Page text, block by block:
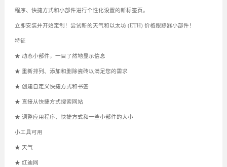
程序、快捷方式和小部件进行个性化设置的新标签页。
立即安装并开始定制！尝试新的天气和以太坊 (ETH) 价格跟踪器小部件！
特征
★ 动态小部件，一目了然地显示信息
★ 重新排列、添加和删除瓷砖以满足您的需求
★ 创建自定义快捷方式和书签
★ 直接从快捷方式搜索网站
★ 调整应用程序、快捷方式和一些小部件的大小
小工具可用
★ 天气
★ 红迪网